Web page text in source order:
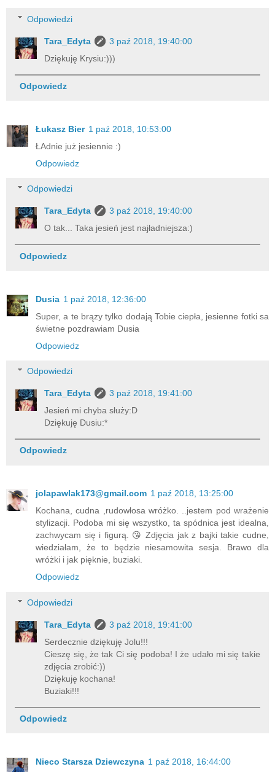
Odpowiedzi
Tara_Edyta
3 paź 2018, 19:40:00
Dziękuję Krysiu:)))
Odpowiedz
Łukasz Bier 1 paź 2018, 10:53:00
ŁAdnie już jesiennie :)
Odpowiedz
Odpowiedzi
Tara_Edyta
3 paź 2018, 19:40:00
O tak... Taka jesień jest najładniejsza:)
Odpowiedz
Dusia 1 paź 2018, 12:36:00
Super, a te brązy tylko dodają Tobie ciepła, jesienne fotki sa
świetne pozdrawiam Dusia
Odpowiedz
Odpowiedzi
Tara_Edyta
3 paź 2018, 19:41:00
Jesień mi chyba służy:D
Dziękuję Dusiu:*
Odpowiedz
jolapawlak173@gmail.com 1 paź 2018, 13:25:00
Kochana, cudna ,rudowłosa wróżko. ..jestem pod wrażenie
stylizacji. Podoba mi się wszystko, ta spódnica jest idealna,
zachwycam się i figurą. 😘 Zdjęcia jak z bajki takie cudne,
wiedziałam, że to będzie niesamowita sesja. Brawo dla
wróżki i jak pięknie, buziaki.
Odpowiedz
Odpowiedzi
Tara_Edyta
3 paź 2018, 19:41:00
Serdecznie dziękuję Jolu!!!
Cieszę się, że tak Ci się podoba! I że udało mi się takie
zdjęcia zrobić:))
Dziękuję kochana!
Buziaki!!!
Odpowiedz
Nieco Starsza Dziewczyna 1 paź 2018, 16:44:00